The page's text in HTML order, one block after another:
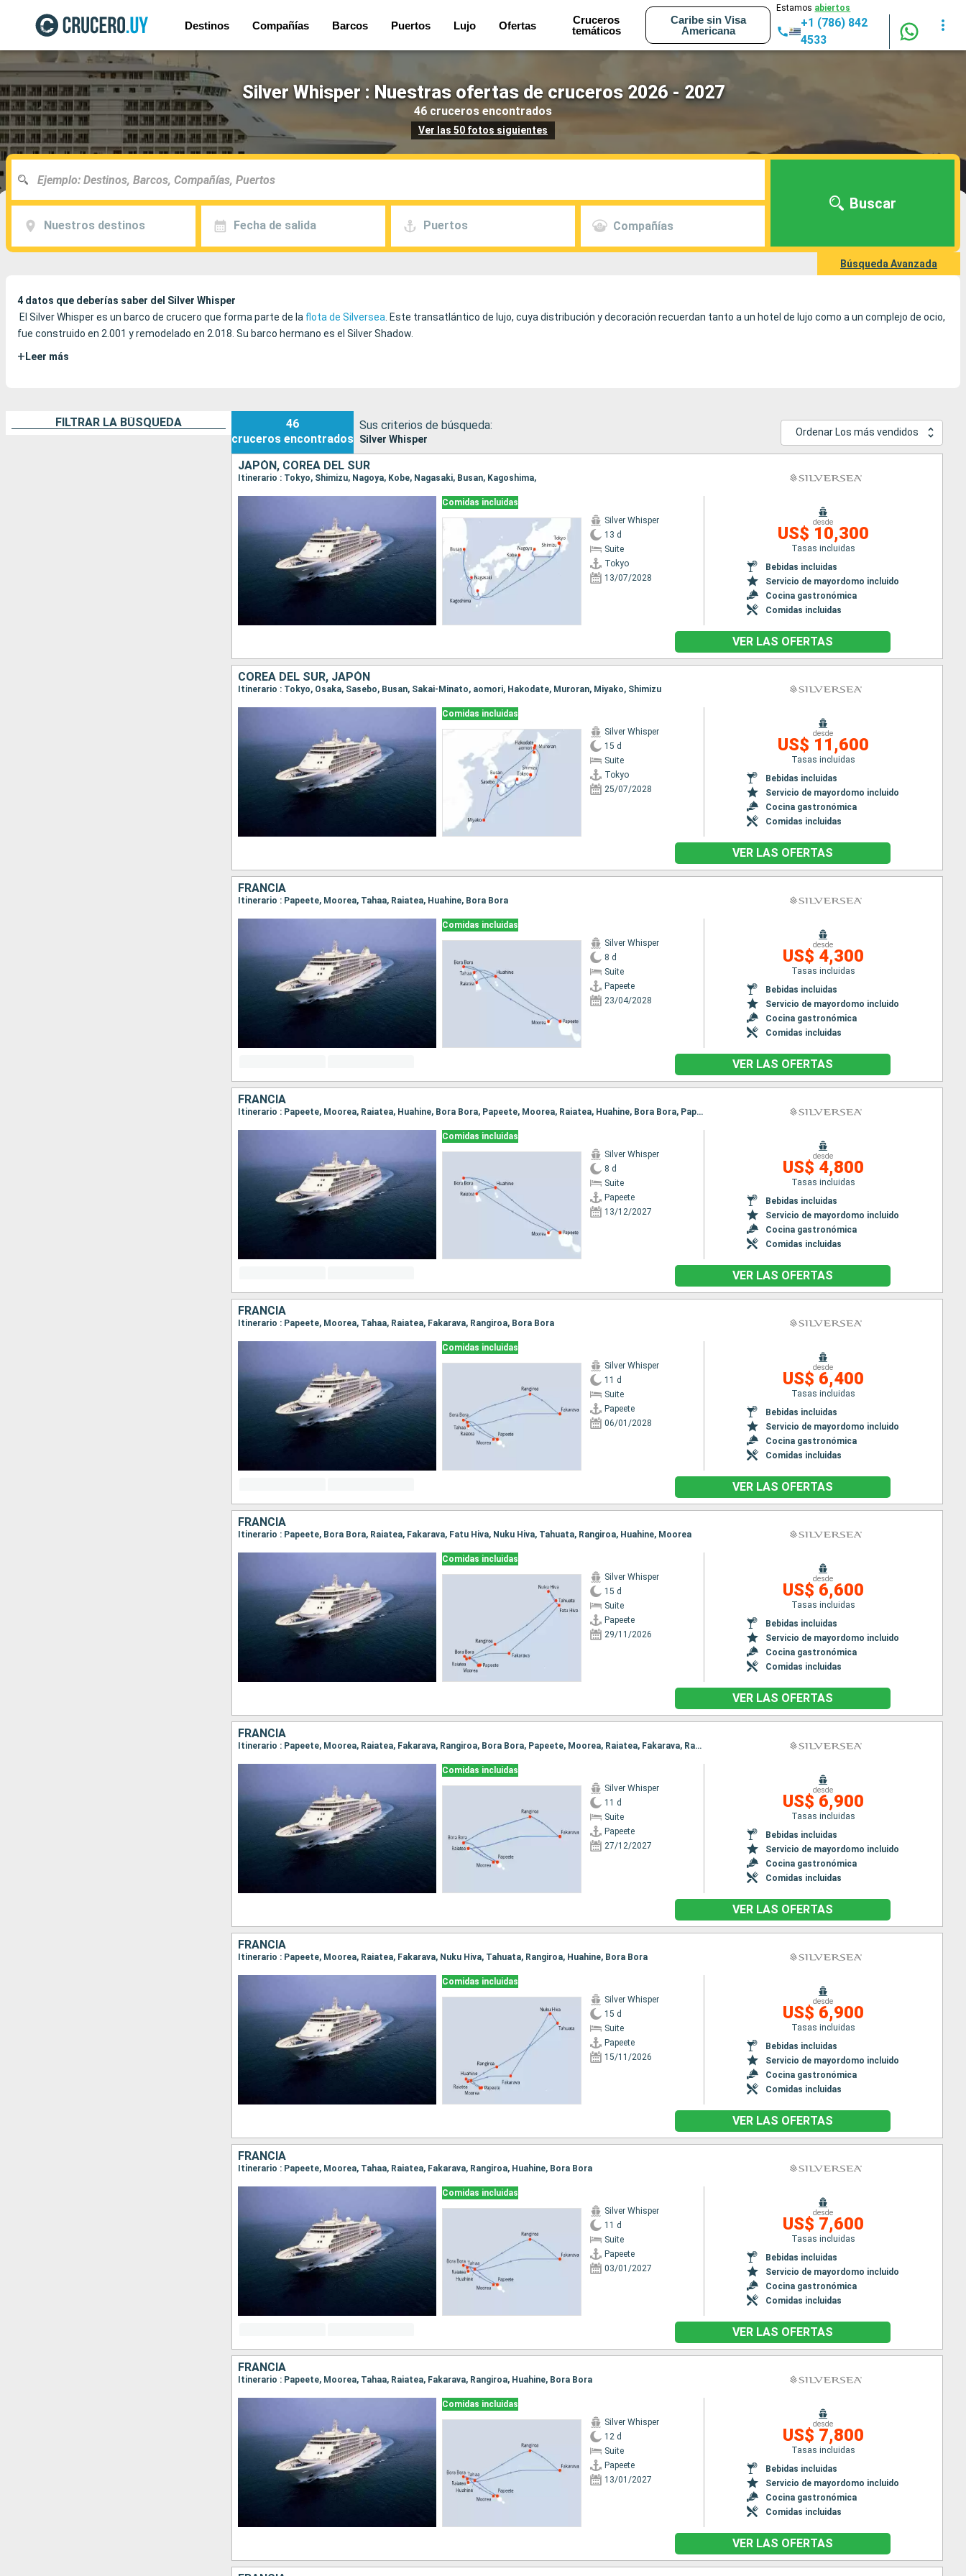
Destinos Compañías Barcos Puertos Lujo Ofertas
Cruceros
temáticos
Caribe sin Visa
Americana
Estamos abiertos
+1 (786) 842
4533
Silver Whisper : Nuestras ofertas de cruceros 2026 - 2027
46 cruceros encontrados
Ver las 50 fotos siguientes
Nuestros destinos Fecha de salida Puertos Compañías
Buscar
Búsqueda Avanzada
4 datos que deberías saber del Silver Whisper
El Silver Whisper es un barco de crucero que forma parte de la flota de Silversea . Este transatlántico de lujo, cuya distribución y decoración recuerdan tanto a un hotel de lujo como a un complejo de ocio,
fue construido en 2.001 y remodelado en 2.018. Su barco hermano es el Silver Shadow.
+ Leer más
FILTRAR LA BÚSQUEDA
46
cruceros encontrados
Sus criterios de búsqueda:
Silver Whisper
Ordenar Los más vendidos
JAPÓN, COREA DEL SUR
Itinerario : Tokyo, Shimizu, Nagoya, Kobe, Nagasaki, Busan, Kagoshima,
Comidas incluidas
Silver Whisper
13 d
Suite
Tokyo
13/07/2028
desde
US$ 10,300
Tasas incluidas
Bebidas incluidas
Servicio de mayordomo incluido
Cocina gastronómica
Comidas incluidas
VER LAS OFERTAS
COREA DEL SUR, JAPÓN
Itinerario : Tokyo, Osaka, Sasebo, Busan, Sakai-Minato, aomori, Hakodate, Muroran, Miyako, Shimizu
Comidas incluidas
Silver Whisper
15 d
Suite
Tokyo
25/07/2028
desde
US$ 11,600
Tasas incluidas
Bebidas incluidas
Servicio de mayordomo incluido
Cocina gastronómica
Comidas incluidas
VER LAS OFERTAS
FRANCIA
Itinerario : Papeete, Moorea, Tahaa, Raiatea, Huahine, Bora Bora
Comidas incluidas
Silver Whisper
8 d
Suite
Papeete
23/04/2028
desde
US$ 4,300
Tasas incluidas
Bebidas incluidas
Servicio de mayordomo incluido
Cocina gastronómica
Comidas incluidas
VER LAS OFERTAS
FRANCIA
Itinerario : Papeete, Moorea, Raiatea, Huahine, Bora Bora, Papeete, Moorea, Raiatea, Huahine, Bora Bora, Papeete
Comidas incluidas
Silver Whisper
8 d
Suite
Papeete
13/12/2027
desde
US$ 4,800
Tasas incluidas
Bebidas incluidas
Servicio de mayordomo incluido
Cocina gastronómica
Comidas incluidas
VER LAS OFERTAS
FRANCIA
Itinerario : Papeete, Moorea, Tahaa, Raiatea, Fakarava, Rangiroa, Bora Bora
Comidas incluidas
Silver Whisper
11 d
Suite
Papeete
06/01/2028
desde
US$ 6,400
Tasas incluidas
Bebidas incluidas
Servicio de mayordomo incluido
Cocina gastronómica
Comidas incluidas
VER LAS OFERTAS
FRANCIA
Itinerario : Papeete, Bora Bora, Raiatea, Fakarava, Fatu Hiva, Nuku Hiva, Tahuata, Rangiroa, Huahine, Moorea
Comidas incluidas
Silver Whisper
15 d
Suite
Papeete
29/11/2026
desde
US$ 6,600
Tasas incluidas
Bebidas incluidas
Servicio de mayordomo incluido
Cocina gastronómica
Comidas incluidas
VER LAS OFERTAS
FRANCIA
Itinerario : Papeete, Moorea, Raiatea, Fakarava, Rangiroa, Bora Bora, Papeete, Moorea, Raiatea, Fakarava, Rangiroa, Bora Bora, Papeete
Comidas incluidas
Silver Whisper
11 d
Suite
Papeete
27/12/2027
desde
US$ 6,900
Tasas incluidas
Bebidas incluidas
Servicio de mayordomo incluido
Cocina gastronómica
Comidas incluidas
VER LAS OFERTAS
FRANCIA
Itinerario : Papeete, Moorea, Raiatea, Fakarava, Nuku Hiva, Tahuata, Rangiroa, Huahine, Bora Bora
Comidas incluidas
Silver Whisper
15 d
Suite
Papeete
15/11/2026
desde
US$ 6,900
Tasas incluidas
Bebidas incluidas
Servicio de mayordomo incluido
Cocina gastronómica
Comidas incluidas
VER LAS OFERTAS
FRANCIA
Itinerario : Papeete, Moorea, Tahaa, Raiatea, Fakarava, Rangiroa, Huahine, Bora Bora
Comidas incluidas
Silver Whisper
11 d
Suite
Papeete
03/01/2027
desde
US$ 7,600
Tasas incluidas
Bebidas incluidas
Servicio de mayordomo incluido
Cocina gastronómica
Comidas incluidas
VER LAS OFERTAS
FRANCIA
Itinerario : Papeete, Moorea, Tahaa, Raiatea, Fakarava, Rangiroa, Huahine, Bora Bora
Comidas incluidas
Silver Whisper
12 d
Suite
Papeete
13/01/2027
desde
US$ 7,800
Tasas incluidas
Bebidas incluidas
Servicio de mayordomo incluido
Cocina gastronómica
Comidas incluidas
VER LAS OFERTAS